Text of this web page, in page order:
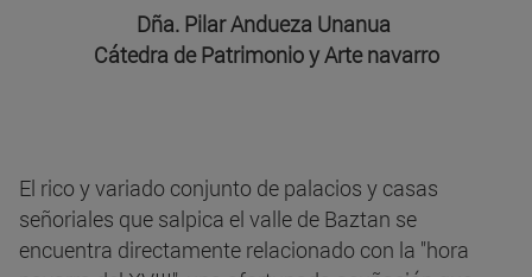
Dña. Pilar Andueza Unanua
Cátedra de Patrimonio y Arte navarro
El rico y variado conjunto de palacios y casas
señoriales que salpica el valle de Baztan se
encuentra directamente relacionado con la "hora